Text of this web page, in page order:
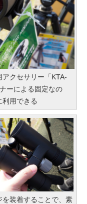
クセサリー「KTA-
ーによる固定なの
用できる
装着することで、素